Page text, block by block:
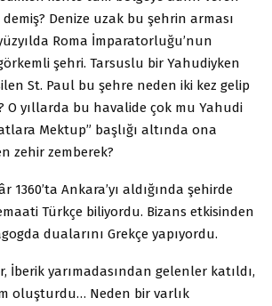
Denize uzak bu şehrin arması
Roma İmparatorluğu’nun
şehri. Tarsuslu bir Yahudiyken
St. Paul bu şehre neden iki kez gelip
O yıllarda bu havalide çok mu Yahudi
Mektup” başlığı altında ona
zehir zemberek?
1360’ta Ankara’yı aldığında şehirde
Türkçe biliyordu. Bizans etkisinden
dualarını Grekçe yapıyordu.
İberik yarımadasından gelenler katıldı,
oluşturdu… Neden bir varlık